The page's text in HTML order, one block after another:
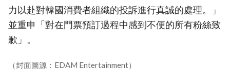
力以赴對韓國消費者組織的投訴進行真誠的處理。」
並重申「對在門票預訂過程中感到不便的所有粉絲致
歉」。
（封面圖源：EDAM Entertainment）